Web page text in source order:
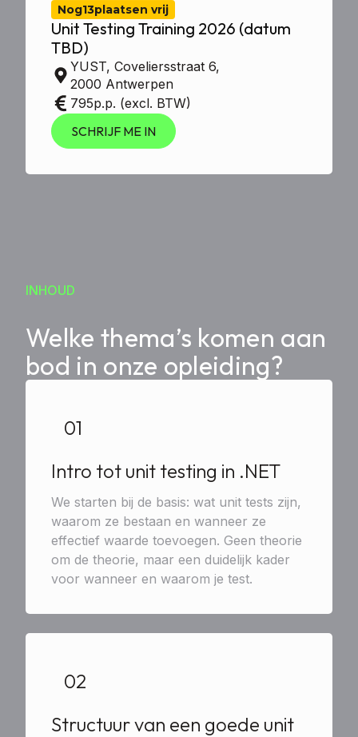
Nog13plaatsen vrij
Unit Testing Training 2026 (datum
TBD)
YUST, Coveliersstraat 6,
2000 Antwerpen
795p.p. (excl. BTW)
SCHRIJF ME IN
INHOUD
Welke thema’s komen aan
bod in onze opleiding?
01
Intro tot unit testing in .NET
We starten bij de basis: wat unit tests zijn,
waarom ze bestaan en wanneer ze
effectief waarde toevoegen. Geen theorie
om de theorie, maar een duidelijk kader
voor wanneer en waarom je test.
02
Structuur van een goede unit